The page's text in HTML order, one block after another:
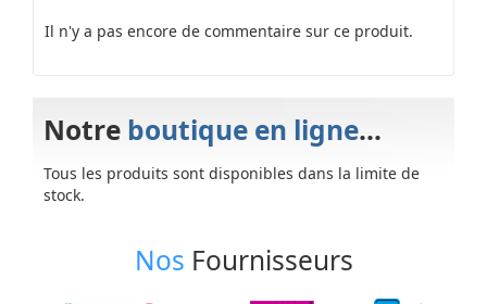
Il n'y a pas encore de commentaire sur ce produit.
Notre boutique en ligne...
Tous les produits sont disponibles dans la limite de
stock.
Nos Fournisseurs